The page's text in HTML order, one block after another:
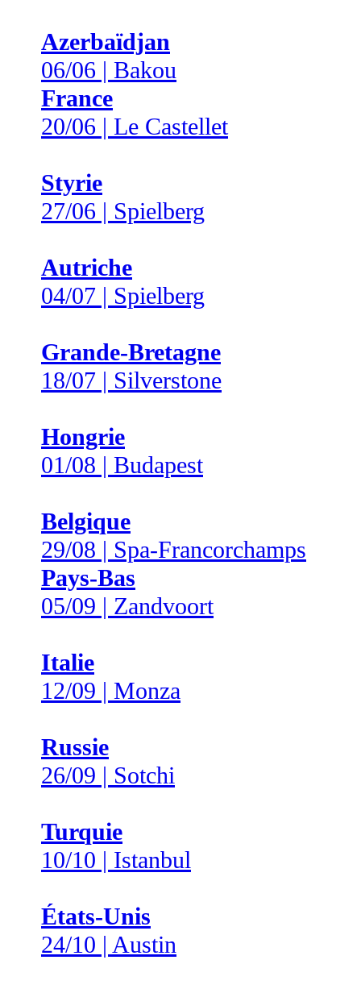
Azerbaïdjan
06/06 | Bakou
France
20/06 | Le Castellet
Styrie
27/06 | Spielberg
Autriche
04/07 | Spielberg
Grande-Bretagne
18/07 | Silverstone
Hongrie
01/08 | Budapest
Belgique
29/08 | Spa-Francorchamps
Pays-Bas
05/09 | Zandvoort
Italie
12/09 | Monza
Russie
26/09 | Sotchi
Turquie
10/10 | Istanbul
États-Unis
24/10 | Austin